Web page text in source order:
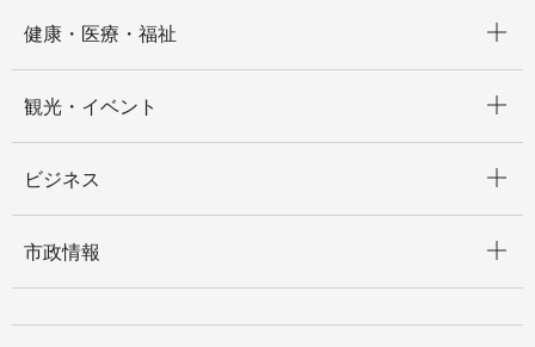
健康・医療・福祉
観光・イベント
ビジネス
市政情報